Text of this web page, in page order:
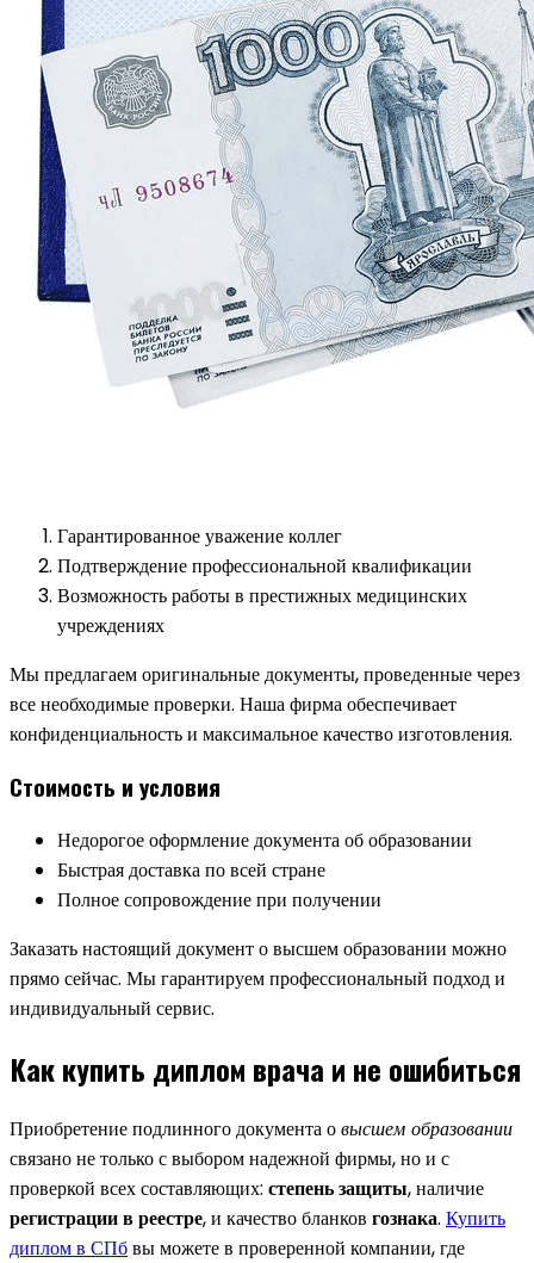
Гарантированное уважение коллег
Подтверждение профессиональной квалификации
Возможность работы в престижных медицинских
учреждениях
Мы предлагаем оригинальные документы, проведенные через
все необходимые проверки. Наша фирма обеспечивает
конфиденциальность и максимальное качество изготовления.
Стоимость и условия
Недорогое оформление документа об образовании
Быстрая доставка по всей стране
Полное сопровождение при получении
Заказать настоящий документ о высшем образовании можно
прямо сейчас. Мы гарантируем профессиональный подход и
индивидуальный сервис.
Как купить диплом врача и не ошибиться
Приобретение подлинного документа овысшем образовании
связано не только с выбором надежной фирмы, но и с
проверкой всех составляющих: степень защиты, наличие
регистрации в реестре, и качество бланков гознака. Купить
диплом в СПбвы можете в проверенной компании, где